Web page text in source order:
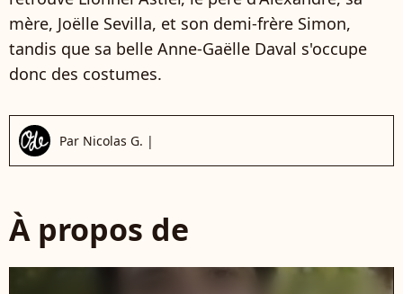
mère, Joëlle Sevilla, et son demi-frère Simon,
tandis que sa belle Anne-Gaëlle Daval s'occupe
donc des costumes.
Par Nicolas G. |
À propos de